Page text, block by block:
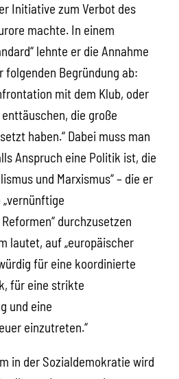
Initiative zum Verbot des
machte. In einem
lehnte er die Annahme
folgenden Begründung ab:
mit dem Klub, oder
die große
haben.“ Dabei muss man
Anspruch eine Politik ist, die
und Marxismus“ – die er
durchzusetzen
lautet, auf „europäischer
für eine koordinierte
für eine strikte
und eine
einzutreten.“
in der Sozialdemokratie wird